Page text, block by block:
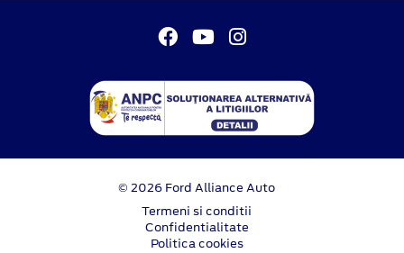
© 2026 Ford Alliance Auto
Termeni si conditii
Confidentialitate
Politica cookies